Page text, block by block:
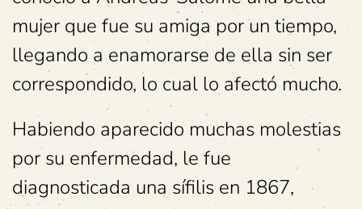
mujer que fue su amiga por un tiempo,
llegando a enamorarse de ella sin ser
correspondido, lo cual lo afectó mucho.
Habiendo aparecido muchas molestias
por su enfermedad, le fue
diagnosticada una sífilis en 1867,